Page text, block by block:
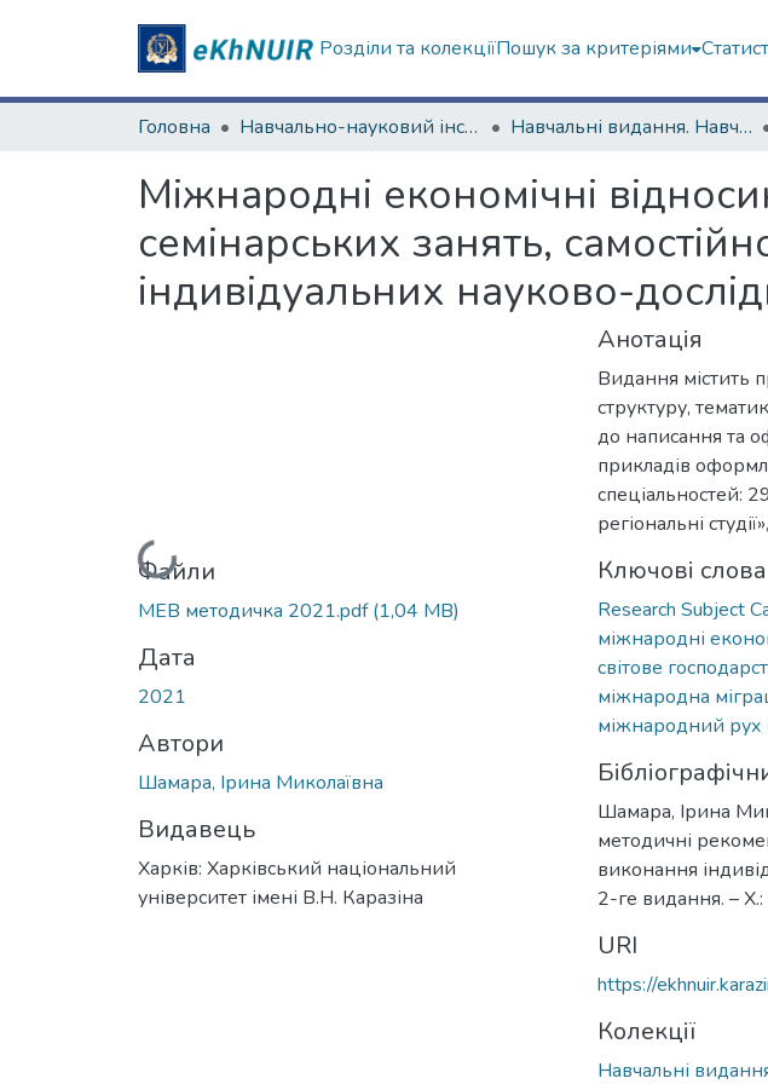
Розділи та колекціїПошук за критеріями
Головна Навчально-науковий інститут "Каразінський інститут міжнародних відносин та туристичного бізнесу" Навчальні видання. Навчально-науковий інститут "Каразінський інститут міжнародних відносин та туристичного бізнесу"
Міжнародні економічні
семінарських занять,
індивідуальних науково-
Вантажиться...
Файли
МЕВ методичка 2021.pdf(1,04 MB)
Дата
2021
Автори
Шамара, Ірина Миколаївна
Видавець
Харків: Харківський національний
університет імені В.Н. Каразіна
Анотація
Видання містить
структуру,
до написання та
прикладів
спеціальностей:
регіональні
Ключові слова
Research Subject
міжнародні
світове
міжнародна
міжнародний рух
Шамара, Ірина
методичні
виконання
2-ге видання. –
URI
https://
Колекції
Навчальні